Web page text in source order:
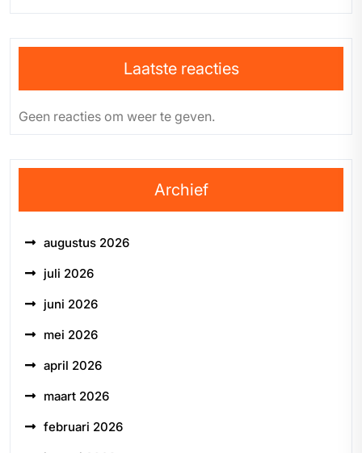
Laatste reacties
Geen reacties om weer te geven.
Archief
augustus 2026
juli 2026
juni 2026
mei 2026
april 2026
maart 2026
februari 2026